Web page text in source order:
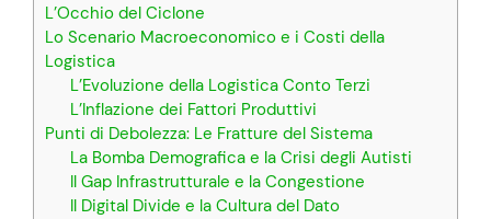
L’Occhio del Ciclone
Lo Scenario Macroeconomico e i Costi della
Logistica
L’Evoluzione della Logistica Conto Terzi
L’Inflazione dei Fattori Produttivi
Punti di Debolezza: Le Fratture del Sistema
La Bomba Demografica e la Crisi degli Autisti
Il Gap Infrastrutturale e la Congestione
Il Digital Divide e la Cultura del Dato